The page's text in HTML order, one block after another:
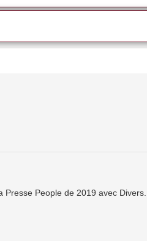
People de 2019 avec Divers...